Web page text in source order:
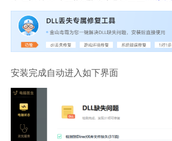
安装完成自动进入如下界面